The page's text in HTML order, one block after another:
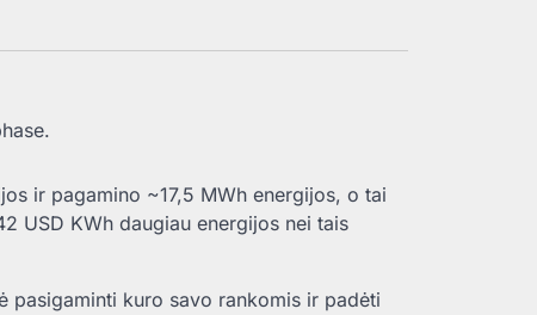
ir pagamino ~17,5 MWh energijos, o tai
USD KWh daugiau energijos nei tais
pasigaminti kuro savo rankomis ir padėti